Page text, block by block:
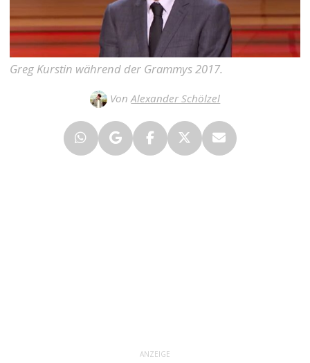
Greg Kurstin während der Grammys 2017.
VonAlexander Schölzel
ANZEIGE